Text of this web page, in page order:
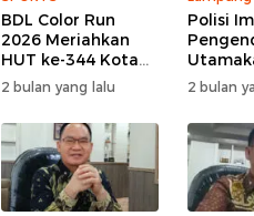
BDL Color Run
2026 Meriahkan
HUT ke-344 Kota
Bandar Lampung,
Wujud Semangat
Sehat dan
Kebersamaan
2 bulan yang lalu
Polisi
Lalu
Hari
2 bulan